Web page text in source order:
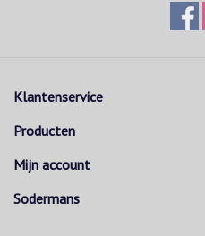
Klantenservice
Producten
Mijn account
Sodermans